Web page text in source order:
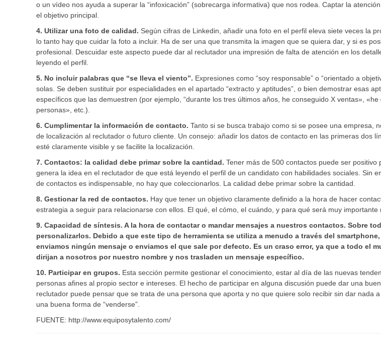
o un vídeo nos ayuda a superar la “infoxicación” (sobrecarga informativa) que nos rodea. Captar la
el objetivo principal.
4. Utilizar una foto de calidad. Según cifras de Linkedin, añadir una foto en el perfil eleva siete veces la
lo tanto hay que cuidar la foto a incluir. Ha de ser una que transmita la imagen que se quiera dar, y si es
profesional. Descuidar este aspecto puede dar al reclutador una impresión de falta de atención en los
leyendo el perfil.
5. No incluir palabras que “se lleva el viento”. Expresiones como “soy responsable” o “orientado a
solas. Se deben sustituir por especialidades en el apartado “extracto y aptitudes”, o bien demostrar esas
específicos que las demuestren (por ejemplo, “durante los tres últimos años, he conseguido X ventas»,
personas», etc.).
6. Cumplimentar la información de contacto. Tanto si se busca trabajo como si se posee una empresa,
de localización al reclutador o futuro cliente. Un consejo: añadir los datos de contacto en las primeras dos
esté claramente visible y se facilite la localización.
7. Contactos: la calidad debe primar sobre la cantidad. Tener más de 500 contactos puede ser positivo
genera la idea en el reclutador de que está leyendo el perfil de un candidato con habilidades sociales. Sin
de contactos es indispensable, no hay que coleccionarlos. La calidad debe primar sobre la cantidad.
8. Gestionar la red de contactos. Hay que tener un objetivo claramente definido a la hora de hacer
estrategia a seguir para relacionarse con ellos. El qué, el cómo, el cuándo, y para qué será muy importante
9. Capacidad de síntesis. A la hora de contactar o mandar mensajes a nuestros contactos. Sobre
personalizarlos. Debido a que este tipo de herramienta se utiliza a menudo a través del
enviamos ningún mensaje o enviamos el que sale por defecto. Es un craso error, ya que a todo el
dirijan a nosotros por nuestro nombre y nos trasladen un mensaje específico.
10. Participar en grupos. Esta sección permite gestionar el conocimiento, estar al día de las nuevas
personas afines al propio sector e intereses. El hecho de participar en alguna discusión puede dar una
reclutador puede pensar que se trata de una persona que aporta y no que quiere solo recibir sin dar nada
una buena forma de “venderse”.
FUENTE: http://www.equiposytalento.com/